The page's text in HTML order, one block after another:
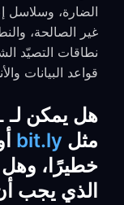
غير الصالحة،
نطاقات التصيّد
قواعد البيانات
مثل bit.ly
خطيرًا،
الذي يجب